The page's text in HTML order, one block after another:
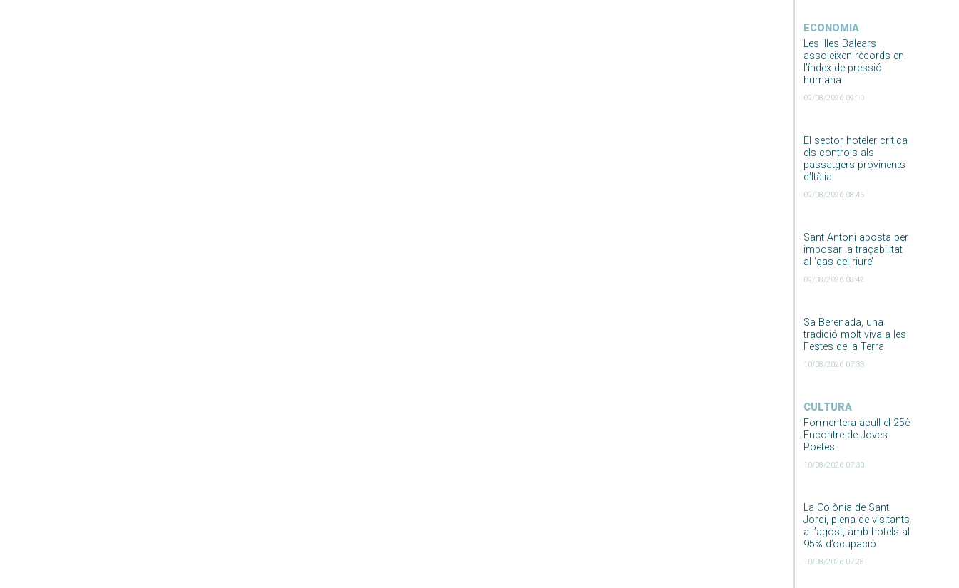
ECONOMIA
Les Illes Balears
assoleixen rècords en
l’índex de pressió
humana
09/08/2026 09:10
El sector hoteler critica
els controls als
passatgers provinents
d’Itàlia
09/08/2026 08:45
Sant Antoni aposta per
imposar la traçabilitat
al ‘gas del riure’
09/08/2026 08:42
Sa Berenada, una
tradició molt viva a les
Festes de la Terra
10/08/2026 07:33
CULTURA
Formentera acull el 25è
Encontre de Joves
Poetes
10/08/2026 07:30
La Colònia de Sant
Jordi, plena de visitants
a l’agost, amb hotels al
95% d’ocupació
10/08/2026 07:28